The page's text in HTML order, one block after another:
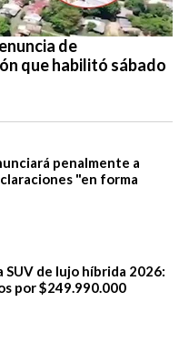
de
que habilitó sábado
penalmente a
"en forma
SUV de lujo híbrida 2026:
por $249.990.000